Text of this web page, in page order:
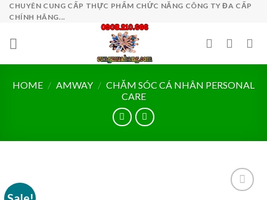
Skip
content
CHUYÊN CUNG CẤP THỰC PHẨM CHỨC NĂNG CÔNG TY ĐA CẤP
CHÍNH HÃNG...
HOME / AMWAY / CHĂM SÓC CÁ NHÂN PERSONAL
CARE